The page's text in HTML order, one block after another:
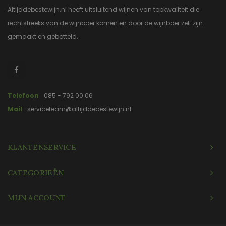
Altijddebestewijn.nl heeft uitsluitend wijnen van topkwaliteit die
rechtstreeks van de wijnboer komen en door de wijnboer zelf zijn
gemaakt en gebotteld.
Telefoon
085 - 792 00 06
Mail
serviceteam@altijddebestewijn.nl
KLANTENSERVICE
CATEGORIEËN
MIJN ACCOUNT